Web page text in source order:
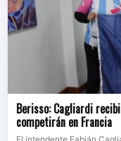
Berisso: Cagliardi
competirán en Francia